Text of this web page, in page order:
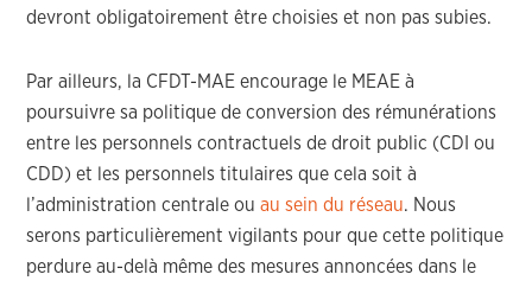
devront obligatoirement être choisies et non pas subies.
Par ailleurs, la CFDT-MAE encourage le MEAE à
poursuivre sa politique de conversion des rémunérations
entre les personnels contractuels de droit public (CDI ou
CDD) et les personnels titulaires que cela soit à
l’administration centrale ouau sein du réseau. Nous
serons particulièrement vigilants pour que cette politique
perdure au-delà même des mesures annoncées dans le